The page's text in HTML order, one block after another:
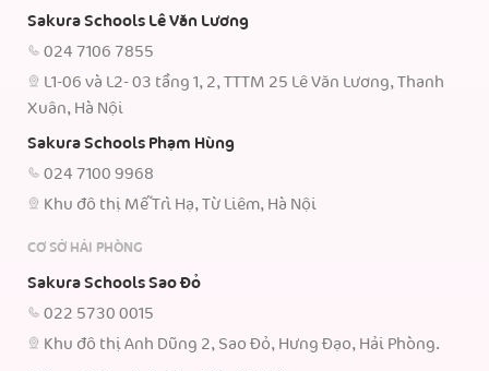
Sakura Schools Lê Văn Lương
024 7106 7855
L1-06 và L2- 03 tầng 1, 2, TTTM 25 Lê Văn Lương, Thanh
Xuân, Hà Nội
Sakura Schools Phạm Hùng
024 7100 9968
Khu đô thị Mễ Trì Hạ, Từ Liêm, Hà Nội
CƠ SỞ HẢI PHÒNG
Sakura Schools Sao Đỏ
022 5730 0015
Khu đô thị Anh Dũng 2, Sao Đỏ, Hưng Đạo, Hải Phòng.